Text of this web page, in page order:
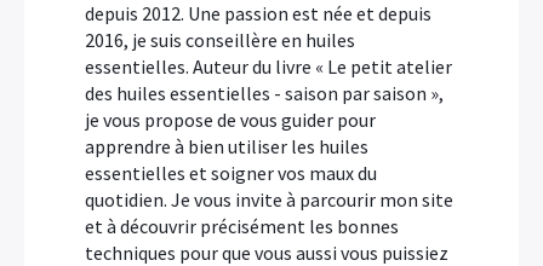
depuis 2012. Une passion est née et depuis
2016, je suis conseillère en huiles
essentielles. Auteur du livre « Le petit atelier
des huiles essentielles - saison par saison »,
je vous propose de vous guider pour
apprendre à bien utiliser les huiles
essentielles et soigner vos maux du
quotidien. Je vous invite à parcourir mon site
et à découvrir précisément les bonnes
techniques pour que vous aussi vous puissiez